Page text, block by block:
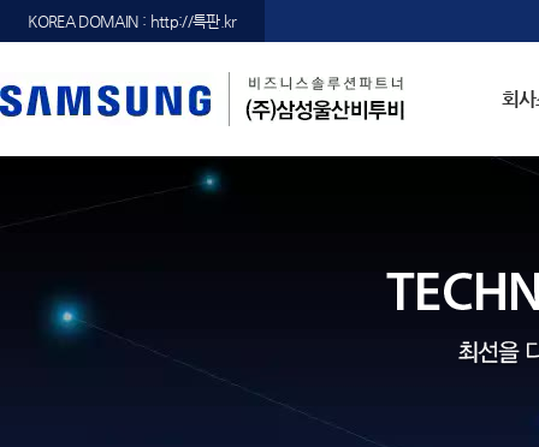
KOREA DOMAIN : http://특판.kr
회